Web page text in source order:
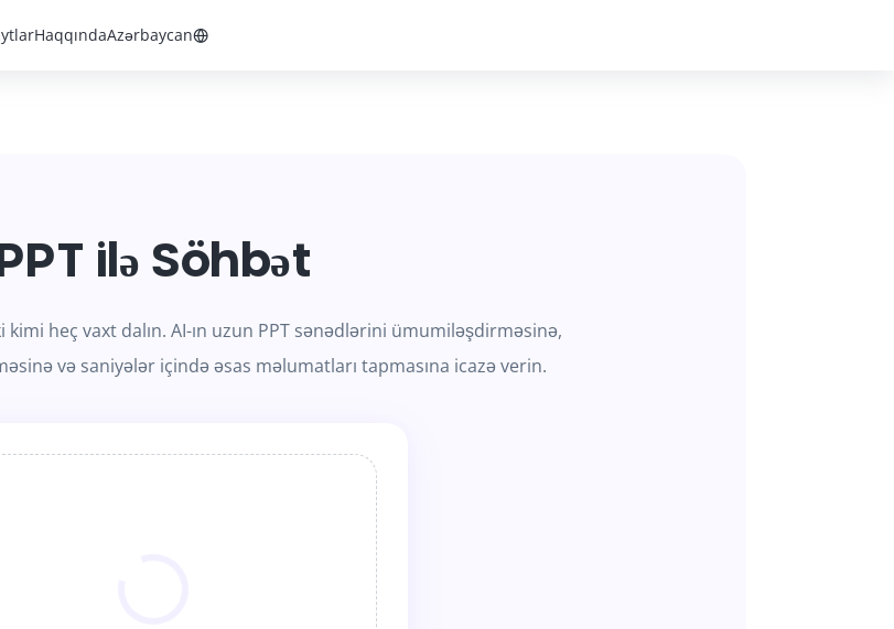
HaqqındaAzərbaycan
PPT ilə Söhbət
kimi heç vaxt dalın. AI-ın uzun PPT sənədlərini ümumiləşdirməsinə,
və saniyələr içində əsas məlumatları tapmasına icazə verin.